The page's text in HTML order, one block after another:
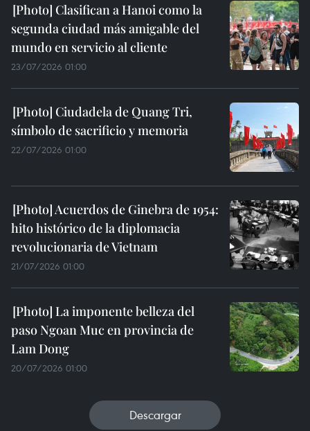
Clasifican a Hanoi como la
segunda ciudad más amigable del
mundo en servicio al cliente
23/07/2026 01:00
Ciudadela de Quang Tri,
símbolo de sacrificio y memoria
22/07/2026 01:00
Acuerdos de Ginebra de 1954:
hito histórico de la diplomacia
revolucionaria de Vietnam
21/07/2026 01:00
La imponente belleza del
paso Ngoan Muc en provincia de
Lam Dong
20/07/2026 01:00
Descargar